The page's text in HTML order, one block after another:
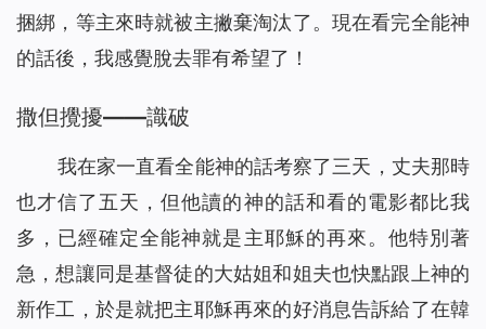
捆綁，等主來時就被主撇棄淘汰了。現在看完全能神
的話後，我感覺脫去罪有希望了！
撒但攪擾——識破
我在家一直看全能神的話考察了三天，丈夫那時
也才信了五天，但他讀的神的話和看的電影都比我
多，已經確定全能神就是主耶穌的再來。他特別著
急，想讓同是基督徒的大姑姐和姐夫也快點跟上神的
新作工，於是就把主耶穌再來的好消息告訴給了在韓